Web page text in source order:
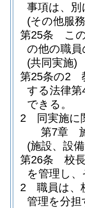
事項は、
(その他服
第25条
こ
の他の職
(共同実施)
第25条の2
する法律
できる。
2
同実施
第7章
(施設、設
第26条
校
を管理し
2
職員は、
管理を分担